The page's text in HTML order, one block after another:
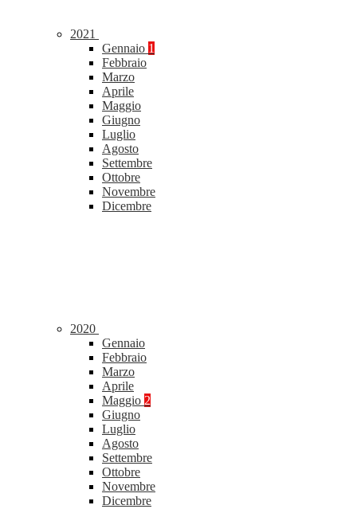
2021
Gennaio 1
Febbraio
Marzo
Aprile
Maggio
Giugno
Luglio
Agosto
Settembre
Ottobre
Novembre
Dicembre
2020
Gennaio
Febbraio
Marzo
Aprile
Maggio 2
Giugno
Luglio
Agosto
Settembre
Ottobre
Novembre
Dicembre